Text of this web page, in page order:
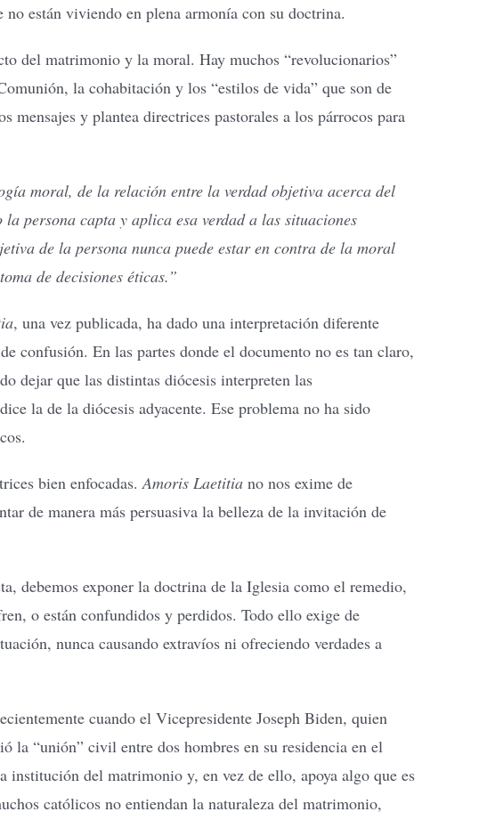
están viviendo en plena armonía con su doctrina.
del matrimonio y la moral. Hay muchos “revolucionarios”
la cohabitación y los “estilos de vida” que son de
y plantea directrices pastorales a los párrocos para
moral, de la relación entre la verdad objetiva acerca del
persona capta y aplica esa verdad a las situaciones
de la persona nunca puede estar en contra de la moral
de decisiones éticas.”
, una vez publicada, ha dado una interpretación diferente
confusión. En las partes donde el documento no es tan claro,
dejar que las distintas diócesis interpreten las
la de la diócesis adyacente. Ese problema no ha sido
bien enfocadas.Amoris Laetitia no nos exime de
de manera más persuasiva la belleza de la invitación de
debemos exponer la doctrina de la Iglesia como el remedio,
o están confundidos y perdidos. Todo ello exige de
nunca causando extravíos ni ofreciendo verdades a
cuando el Vicepresidente Joseph Biden, quien
la “unión” civil entre dos hombres en su residencia en el
institución del matrimonio y, en vez de ello, apoya algo que es
católicos no entiendan la naturaleza del matrimonio,